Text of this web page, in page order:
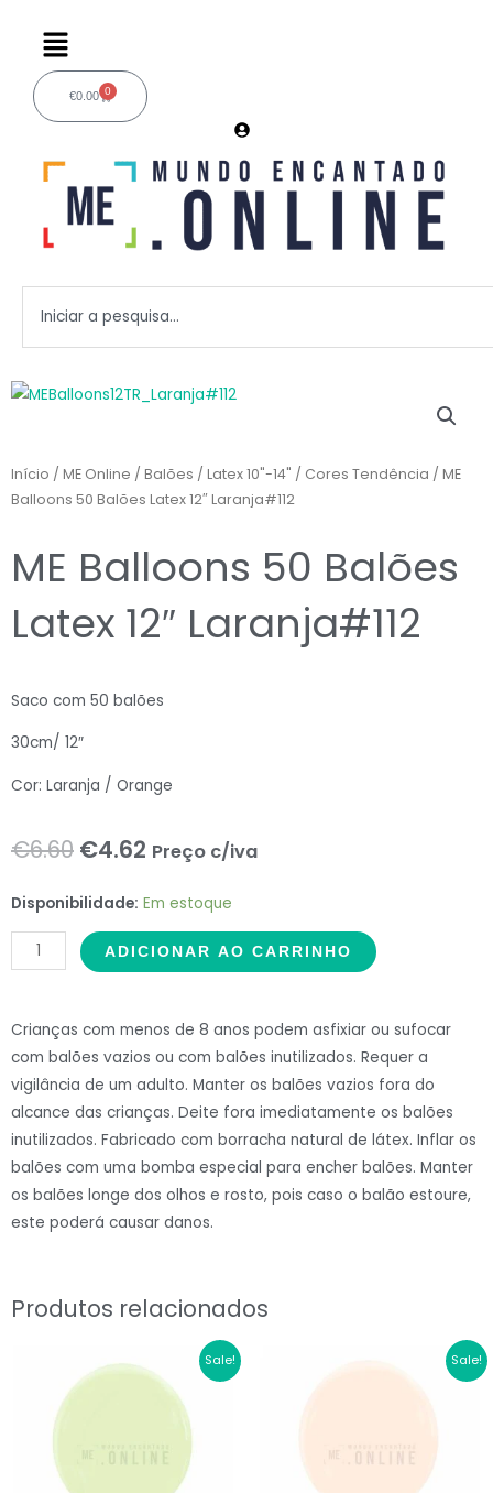
conteúdo
Menu
€0.00 0
Carrinho
Início / ME Online / Balões / Latex 10"-14" / Cores Tendência / ME
Balloons 50 Balões Latex 12″ Laranja#112
ME Balloons 50 Balões
Latex 12″ Laranja#112
Saco com 50 balões
30cm/ 12″
Cor: Laranja / Orange
€6.60 O
preço
original
era:
€4.62 O
preço
atual
é:
€4.62.
Preço c/iva
Disponibilidade: Em estoque
ME
Balloons
12"
Laranja#112
quantidade
ADICIONAR AO CARRINHO
Crianças com menos de 8 anos podem asfixiar ou sufocar
com balões vazios ou com balões inutilizados. Requer a
vigilância de um adulto. Manter os balões vazios fora do
alcance das crianças. Deite fora imediatamente os balões
inutilizados. Fabricado com borracha natural de látex. Inflar os
balões com uma bomba especial para encher balões. Manter
os balões longe dos olhos e rosto, pois caso o balão estoure,
este poderá causar danos.
Produtos relacionados
Sale!
preço
original
era:
€6.60.
preço
Sale!
preço
original
preço